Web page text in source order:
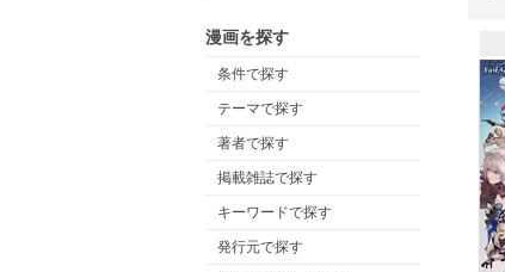
漫画を探す
条件で探す
テーマで探す
著者で探す
掲載雑誌で探す
キーワードで探す
発行元で探す